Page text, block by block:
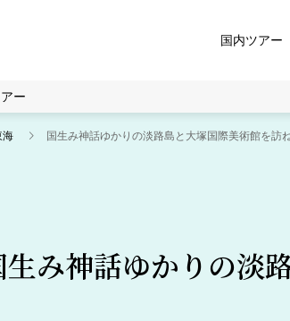
国内ツアー
ー
海 国生み神話ゆかりの淡路島と大塚国際美術館を
生み神話ゆかりの淡